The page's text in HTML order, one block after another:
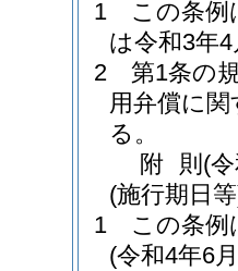
1
この条例
は令和3年
2
第1条の
用弁償に
る。
附 則 (
(施行期日
1
この条例
(令和4年6